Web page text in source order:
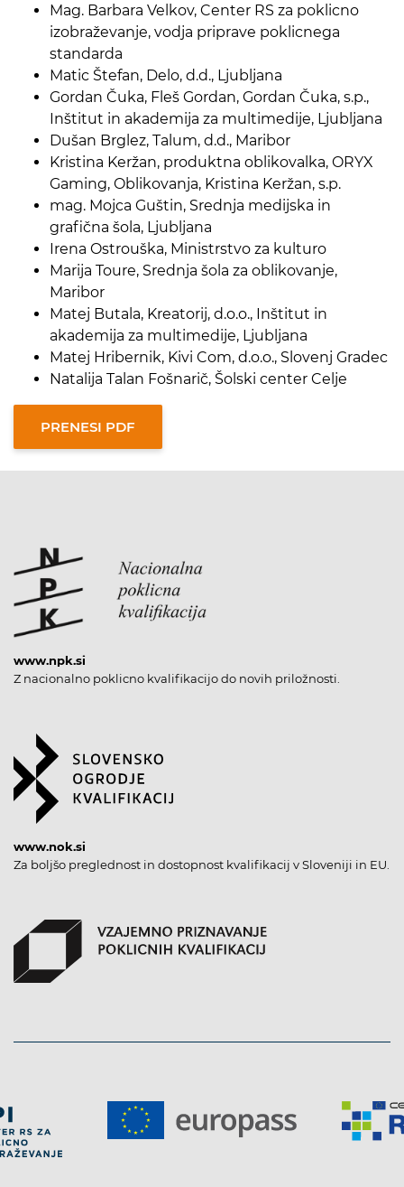
Mag. Barbara Velkov, Center RS za poklicno
izobraževanje, vodja priprave poklicnega
standarda
Matic Štefan, Delo, d.d., Ljubljana
Gordan Čuka, Fleš Gordan, Gordan Čuka, s.p.,
Inštitut in akademija za multimedije, Ljubljana
Dušan Brglez, Talum, d.d., Maribor
Kristina Keržan, produktna oblikovalka, ORYX
Gaming, Oblikovanja, Kristina Keržan, s.p.
mag. Mojca Guštin, Srednja medijska in
grafična šola, Ljubljana
Irena Ostrouška, Ministrstvo za kulturo
Marija Toure, Srednja šola za oblikovanje,
Maribor
Matej Butala, Kreatorij, d.o.o., Inštitut in
akademija za multimedije, Ljubljana
Matej Hribernik, Kivi Com, d.o.o., Slovenj Gradec
Natalija Talan Fošnarič, Šolski center Celje
www.npk.si
Z nacionalno poklicno kvalifikacijo do novih priložnosti.
www.nok.si
Za boljšo preglednost in dostopnost kvalifikacij v Sloveniji in EU.